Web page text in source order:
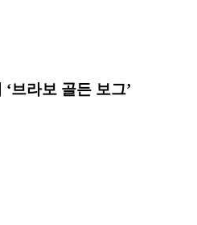
브라보 골든 보그’